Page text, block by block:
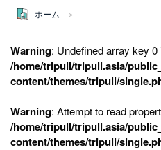
ホーム
Warning: Undefined array key 0
/home/tripull/tripull.asia/
content/themes/tripull/
Warning: Attempt to read
/home/tripull/tripull.asia/
content/themes/tripull/